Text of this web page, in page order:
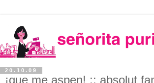
20.10.09
¡que me aspen! :: absolut